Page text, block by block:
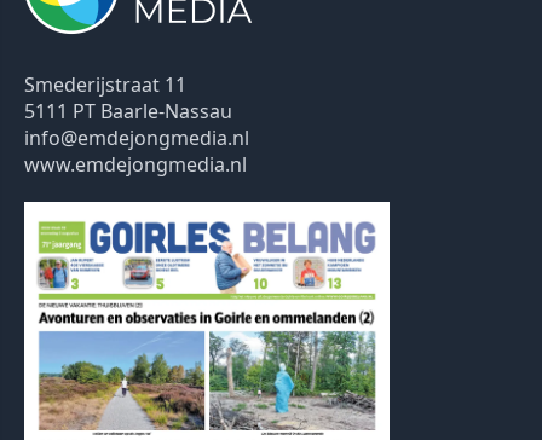
Smederijstraat 11
5111 PT Baarle-Nassau
info@emdejongmedia.nl
www.emdejongmedia.nl